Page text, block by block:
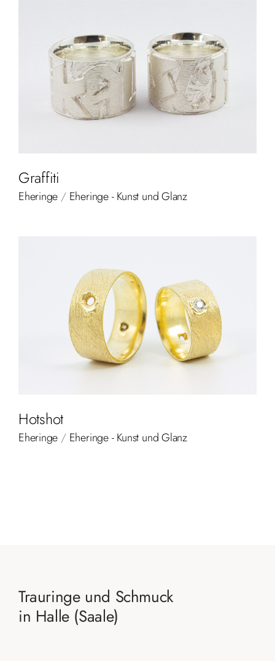
Graffiti
Eheringe / Eheringe - Kunst und Glanz
Hotshot
Eheringe / Eheringe - Kunst und Glanz
Trauringe und Schmuck
in Halle (Saale)